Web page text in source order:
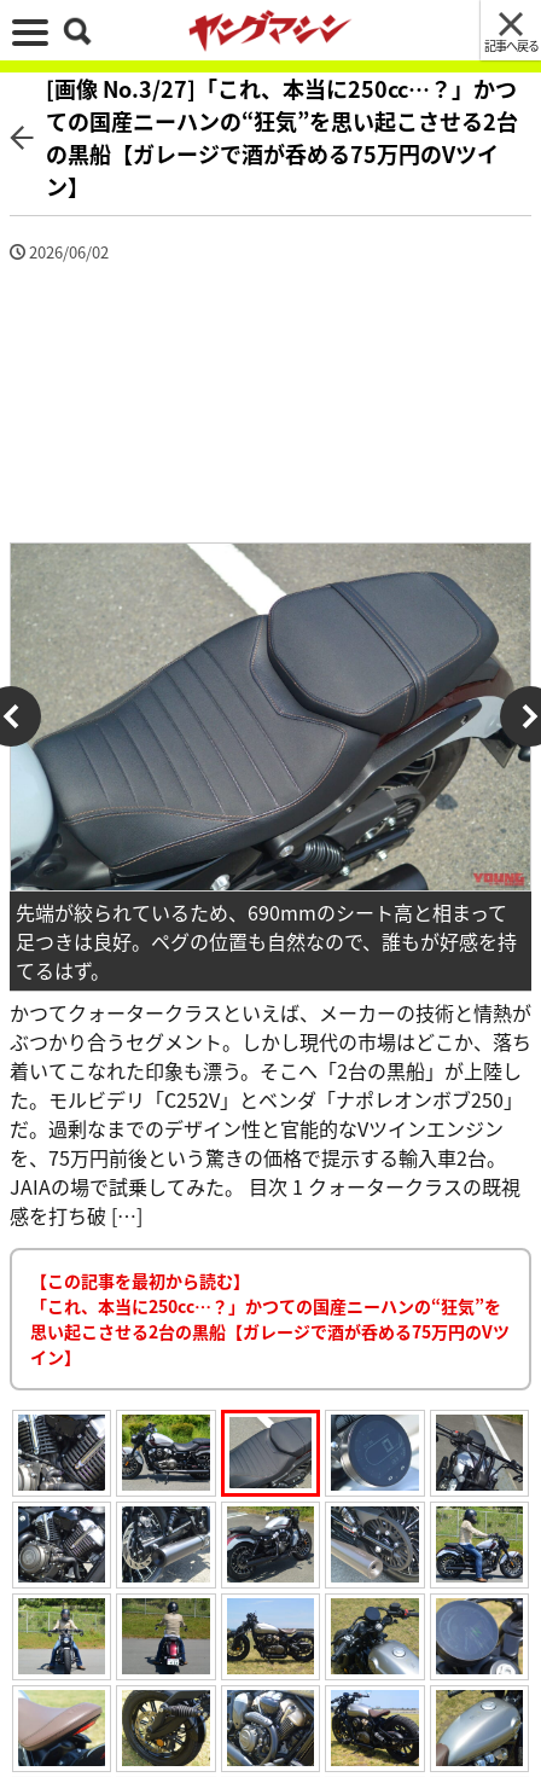
記事へ戻る
[画像 No.3/27]「これ、本当に250cc…？」かつ
ての国産ニーハンの“狂気”を思い起こさせる2台
の黒船【ガレージで酒が呑める75万円のVツイ
ン】
2026/06/02
先端が絞られているため、690mmのシート高と相まって
足つきは良好。ペグの位置も自然なので、誰もが好感を持
てるはず。
かつてクォータークラスといえば、メーカーの技術と情熱が
ぶつかり合うセグメント。しかし現代の市場はどこか、落ち
着いてこなれた印象も漂う。そこへ「2台の黒船」が上陸し
た。モルビデリ「C252V」とベンダ「ナポレオンボブ250」
だ。過剰なまでのデザイン性と官能的なVツインエンジン
を、75万円前後という驚きの価格で提示する輸入車2台。
JAIAの場で試乗してみた。 目次 1 クォータークラスの既視
感を打ち破 […]
【この記事を最初から読む】
「これ、本当に250cc…？」かつての国産ニーハンの“狂気”を
思い起こさせる2台の黒船【ガレージで酒が呑める75万円のVツ
イン】